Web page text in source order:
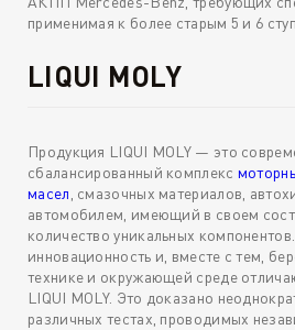
применимая к более старым 5 и 6
LIQUI MOLY
Продукция LIQUI MOLY — это
сбалансированный комплекс
масел , смазочных материалов,
автомобилем, имеющий в своем
количество уникальных
инновационность и, вместе с тем,
технике и окружающей среде
LIQUI MOLY. Это доказано
различных тестах, проводимых